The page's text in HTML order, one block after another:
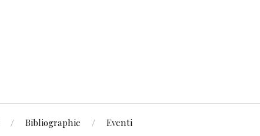
Bibliographie Eventi